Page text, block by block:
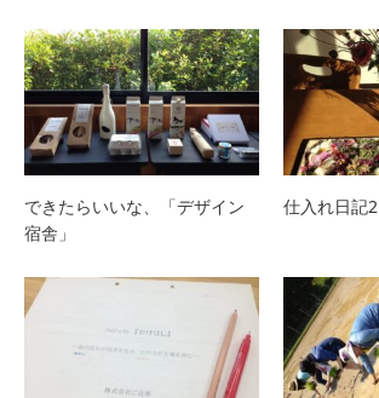
できたらいいな、「デザイン
宿舎」
仕入れ日記2